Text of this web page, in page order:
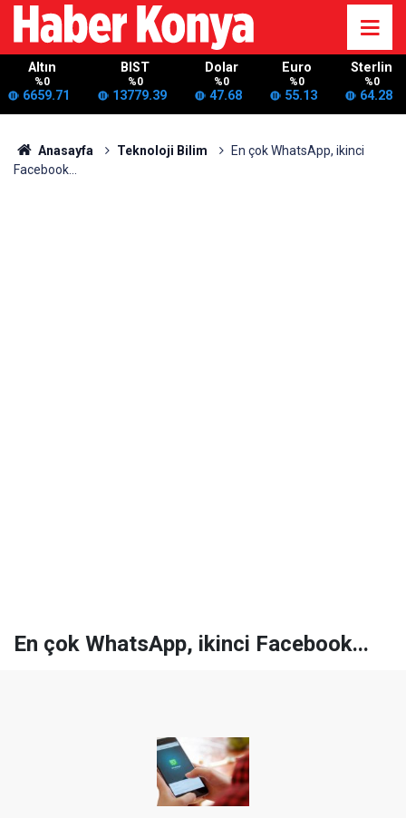
Altın
%0
6659.71
BIST
%0
13779.39
Dolar
%0
47.68
Euro
%0
55.13
Sterlin
%0
64.28
Anasayfa Teknoloji Bilim
En çok WhatsApp, ikinci
Facebook...
En çok WhatsApp, ikinci Facebook...